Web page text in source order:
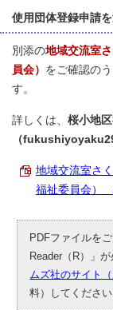
使用団体登録申請
別添の地域交流室
員会） をご確認の
す。
詳しくは、 桜小地
（
地域交流室さ
福祉委員会）
PDFファイルを
Reader（R）」
ムズ社のサイト
料）してください